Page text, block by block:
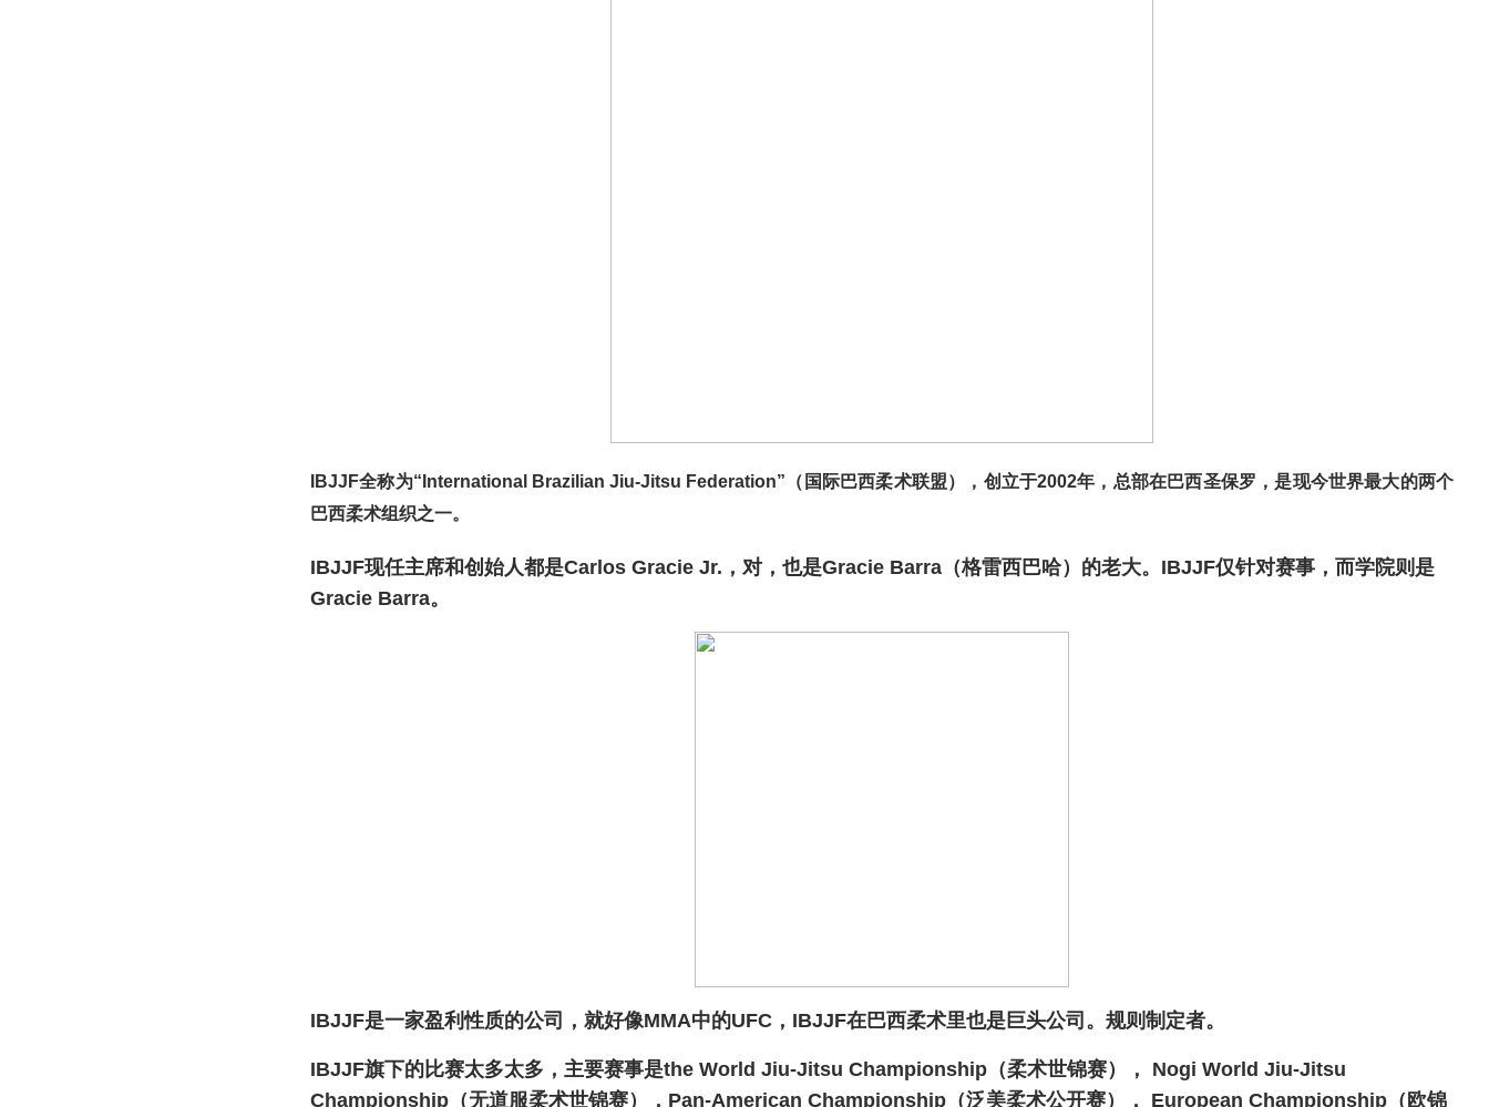
IBJJF全称为“ International Brazilian Jiu-Jitsu Federation” （国际巴西柔术联盟） ， 创立于2002年，总部在巴西圣保罗，是现今世界最大的两个
巴西柔术组织之一。
IBJJF现任主席和创始人都是Carlos Gracie Jr.，对，也是Gracie Barra（格雷西巴哈）的老大。IBJJF仅针对赛事，而学院则是
Gracie Barra。
IBJJF是一家盈利性质的公司，就好像MMA中的UFC，IBJJF在巴西柔术里也是巨头公司。规则制定者。
IBJJF旗下的比赛太多太多， 主要赛事是the World Jiu-Jitsu Championship（柔术世锦赛）， Nogi World Jiu-Jitsu
Championship（无道服柔术世锦赛），Pan-American Championship（泛美柔术公开赛）， European Championship（欧锦